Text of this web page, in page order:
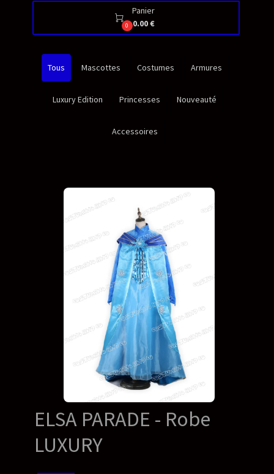

0
Panier
0.00 €
Tous Mascottes Costumes Armures
Luxury Edition Princesses Nouveauté
Accessoires
ELSA PARADE - Robe
LUXURY